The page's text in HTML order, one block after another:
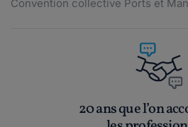
Convention collective Ports et
20 ans que l’on